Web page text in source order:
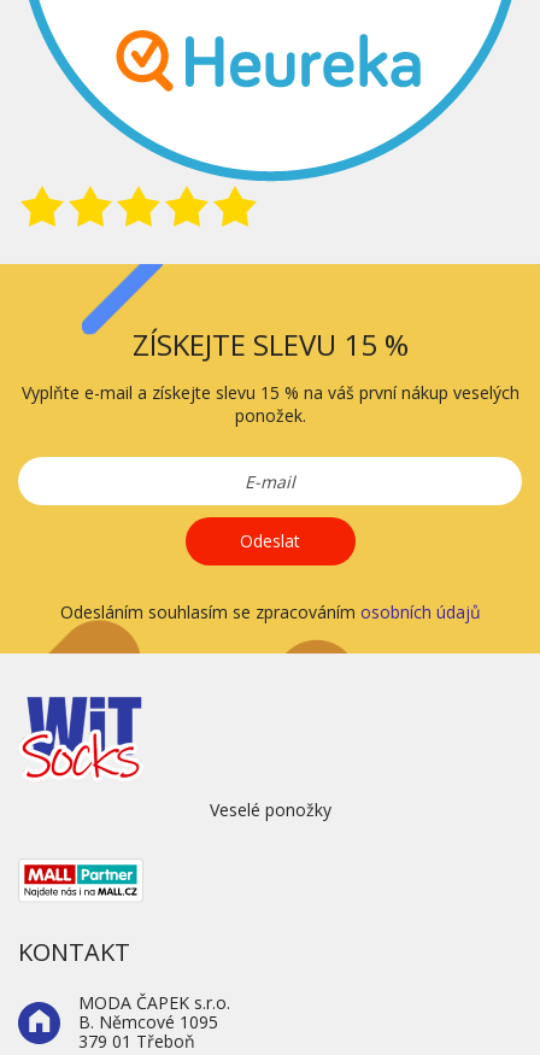
ZÍSKEJTE SLEVU 15 %
Vyplňte e-mail a získejte slevu 15 % na váš první nákup veselých
ponožek.
Odeslat
Odesláním souhlasím se zpracováním osobních údajů
Veselé ponožky
KONTAKT
MODA ČAPEK s.r.o.
B. Němcové 1095
379 01 Třeboň